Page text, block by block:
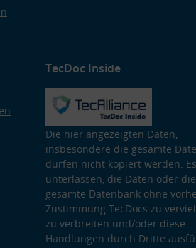
TecDoc Inside
Die hier angezeigten Daten,
insbesondere die gesamte
dürfen nicht kopiert werden.
unterlassen, die Daten oder die
gesamte Datenbank ohne
Zustimmung TecDocs zu
zu verbreiten und/oder diese
Handlungen durch Dritte